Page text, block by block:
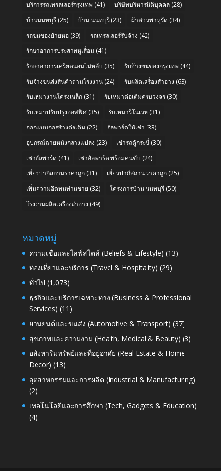
บริการรถเทรลเลอร์กรุงเทพ (41) บริษัทบริหารนิติบุคคล(28)
บ้านนนทบุรี(25) บ้าน นนทบุรี(23) ผ้าต่วนพาหุรัด (34)
รถขนของย้ายหอ(39) รถเทรลเลอร์รับจ้าง (42)
รักษาอาการประสาทหูเสื่อม (41)
รักษาอาการเครียดนอนไม่หลับ (35) รับจ้างขนของกรุงเทพ (44)
รับจ้างขนส่งสินค้าตามโรงงาน(24) รับผลิตเครื่องสำอาง (63)
รับเหมางานโครงเหล็ก(31) รับเหมาต่อเติมครบวงจร(30)
รับเหมาปรับปรุงออฟฟิศ(35) รับเหมารีโนเวท (31)
ออกแบบก่อสร้างต่อเติม (22) อัลพาร์ดให้เช่า (33)
อุปกรณ์ฉายหนังกลางแปลง (23) เช่ารถตู้กระบี่ (30)
เช่าอัลพาร์ด (41) เช่าอัลพาร์ด พร้อมคนขับ (24)
เที่ยวปากีสถานราคาถูก(31) เที่ยวปากีสถาน ราคาถูก(25)
เพิ่มความอึดทนท่านชาย (32) โครงการบ้าน นนทบุรี(50)
โรงงานผลิตเครื่องสำอาง (49)
หมวดหมู่
ความเชื่อและไลฟ์สไตล์ (Beliefs & Lifestyle) (13)
ท่องเที่ยวและบริการ (Travel & Hospitality) (29)
ทั่วไป (1,073)
ธุรกิจและบริการเฉพาะทาง (Business & Professional
Services) (11)
ยานยนต์และขนส่ง (Automotive & Transport) (37)
สุขภาพและความงาม (Health, Medical & Beauty) (3)
อสังหาริมทรัพย์และที่อยู่อาศัย (Real Estate & Home
Decor) (13)
อุตสาหกรรมและการผลิต (Industrial & Manufacturing)
(2)
เทคโนโลยีและการศึกษา (Tech, Gadgets & Education)
(4)